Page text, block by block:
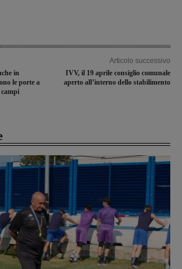
in
le porte a
Articolo successivo
IVV, il 19 aprile consiglio comunale
aperto all’interno dello stabilimento